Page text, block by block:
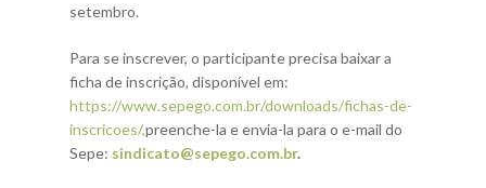
setembro.
Para se inscrever, o participante precisa baixar a
ficha de inscrição, disponível em:
https://www.sepego.com.br/downloads/fichas-de-
inscricoes/,preenche-la e envia-la para o e-mail do
Sepe: sindicato@sepego.com.br.